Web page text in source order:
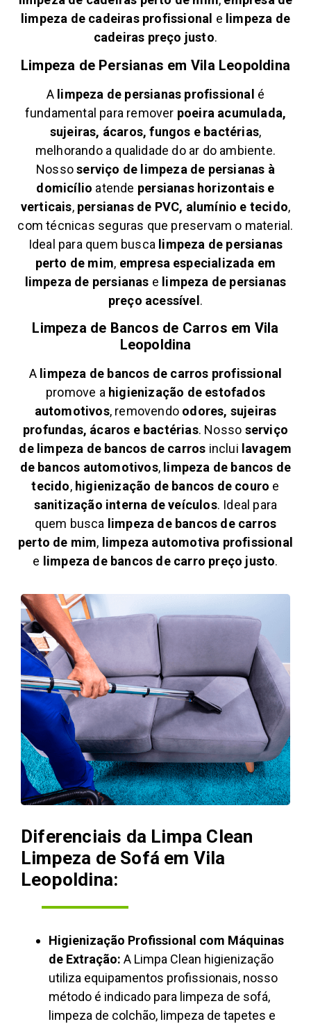
limpeza de cadeiras profissional e limpeza de
cadeiras preço justo.
Limpeza de Persianas em Vila Leopoldina
A limpeza de persianas profissional é
fundamental para remover poeira acumulada,
sujeiras, ácaros, fungos e bactérias,
melhorando a qualidade do ar do ambiente.
Nossoserviço de limpeza de persianas à
domicílio atende persianas horizontais e
verticais, persianas de PVC, alumínio e tecido,
com técnicas seguras que preservam o material.
Ideal para quem busca limpeza de persianas
perto de mim, empresa especializada em
limpeza de persianas e limpeza de persianas
preço acessível.
Limpeza de Bancos de Carros em Vila
Leopoldina
A limpeza de bancos de carros profissional
promove a higienização de estofados
automotivos, removendo odores, sujeiras
profundas, ácaros e bactérias. Nosso serviço
de limpeza de bancos de carros inclui lavagem
de bancos automotivos, limpeza de bancos de
tecido, higienização de bancos de couro e
sanitização interna de veículos. Ideal para
quem busca limpeza de bancos de carros
perto de mim, limpeza automotiva profissional
e limpeza de bancos de carro preço justo.
Diferenciais da Limpa Clean
Limpeza de Sofá em Vila
Leopoldina:
Higienização Profissional com Máquinas
de Extração: A Limpa Clean higienização
utiliza equipamentos profissionais, nosso
método é indicado para limpeza de sofá,
limpeza de colchão, limpeza de tapetes e